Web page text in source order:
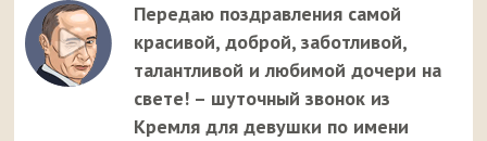
Передаю поздравления самой
красивой, доброй, заботливой,
талантливой и любимой дочери на
свете! – шуточный звонок из
Кремля для девушки по имени